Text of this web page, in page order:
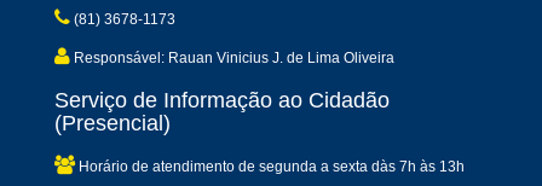
(81) 3678-1173
Responsável: Rauan Vinicius J. de Lima Oliveira
Serviço de Informação ao Cidadão
(Presencial)
Horário de atendimento de segunda a sexta dàs 7h às 13h